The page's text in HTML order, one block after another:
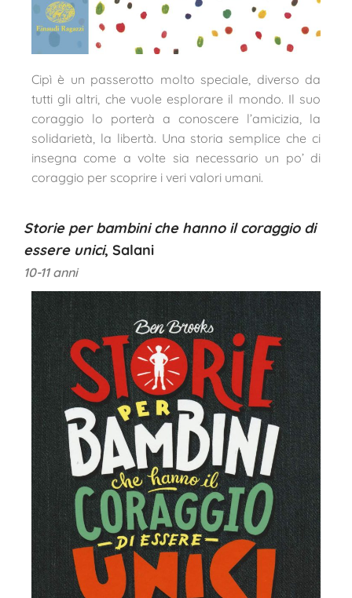
Cipì è un passerotto molto speciale, diverso da
tutti gli altri, che vuole esplorare il mondo. Il suo
coraggio lo porterà a conoscere l’amicizia, la
solidarietà, la libertà. Una storia semplice che ci
insegna come a volte sia necessario un po’ di
coraggio per scoprire i veri valori umani.
Storie per bambini che hanno il coraggio di
essere unici, Salani
10-11 anni